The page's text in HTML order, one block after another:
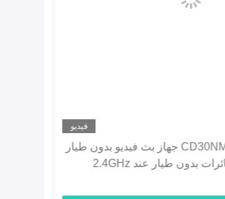
فيديو
CD15NMT-V3 جهاز إرسال فيديو بدون طيار 2.4GHz
VTX مع تشفير أمن AES128 و FHSS التردد القفز